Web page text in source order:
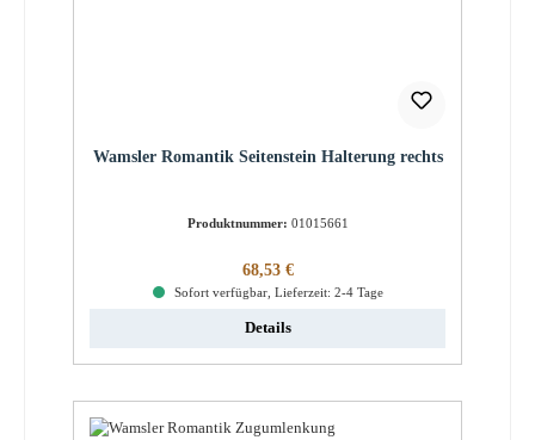
Wamsler Romantik Seitenstein Halterung rechts
Produktnummer: 01015661
Regulärer Preis:
68,53 €
Sofort verfügbar, Lieferzeit: 2-4 Tage
Details